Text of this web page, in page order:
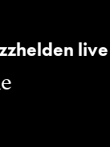
live